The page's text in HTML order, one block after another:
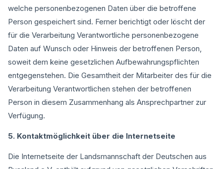
welche personenbezogenen Daten über die betroffene
Person gespeichert sind. Ferner berichtigt oder löscht der
für die Verarbeitung Verantwortliche personenbezogene
Daten auf Wunsch oder Hinweis der betroffenen Person,
soweit dem keine gesetzlichen Aufbewahrungspflichten
entgegenstehen. Die Gesamtheit der Mitarbeiter des für die
Verarbeitung Verantwortlichen stehen der betroffenen
Person in diesem Zusammenhang als Ansprechpartner zur
Verfügung.
5. Kontaktmöglichkeit über die Internetseite
Die Internetseite der Landsmannschaft der Deutschen aus